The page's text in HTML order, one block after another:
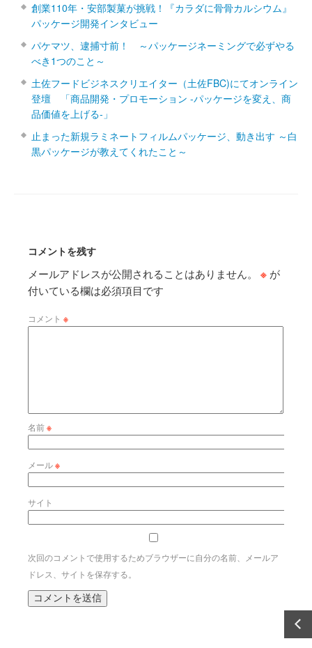
創業110年・安部製菓が挑戦！『カラダに骨骨カルシウム』
パッケージ開発インタビュー
パケマツ、逮捕寸前！ ～パッケージネーミングで必ずやる
べき1つのこと～
土佐フードビジネスクリエイター（土佐FBC)にてオンライン
登壇 「商品開発・プロモーション ‐パッケージを変え、商
品価値を上げる‐」
止まった新規ラミネートフィルムパッケージ、動き出す ～白
黒パッケージが教えてくれたこと～
コメントを残す
メールアドレスが公開されることはありません。 ※ が
付いている欄は必須項目です
コメント ※
名前※
メール※
サイト
次回のコメントで使用するためブラウザーに自分の名前、メールア
ドレス、サイトを保存する。